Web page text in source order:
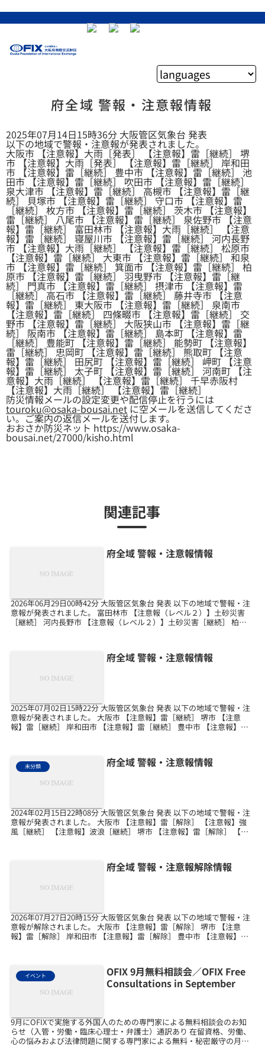
府全域 警報・注意報情報
2025年07月14日15時36分 大阪管区気象台 発表
以下の地域で警報・注意報が発表されました。
大阪市 【注意報】大雨［発表］ 【注意報】雷［継続］ 堺
市 【注意報】大雨［発表］ 【注意報】雷［継続］ 岸和田
市 【注意報】雷［継続］ 豊中市 【注意報】雷［継続］ 池
田市 【注意報】雷［継続］ 吹田市 【注意報】雷［継続］
泉大津市 【注意報】雷［継続］ 高槻市 【注意報】雷［継
続］ 貝塚市 【注意報】雷［継続］ 守口市 【注意報】雷
［継続］ 枚方市 【注意報】雷［継続］ 茨木市 【注意報】
雷［継続］ 八尾市 【注意報】雷［継続］ 泉佐野市 【注意
報】雷［継続］ 富田林市 【注意報】大雨［継続］ 【注意
報】雷［継続］ 寝屋川市 【注意報】雷［継続］ 河内長野
市 【注意報】大雨［継続］ 【注意報】雷［継続］ 松原市
【注意報】雷［継続］ 大東市 【注意報】雷［継続］ 和泉
市 【注意報】雷［継続］ 箕面市 【注意報】雷［継続］ 柏
原市 【注意報】雷［継続］ 羽曳野市 【注意報】雷［継
続］ 門真市 【注意報】雷［継続］ 摂津市 【注意報】雷
［継続］ 高石市 【注意報】雷［継続］ 藤井寺市 【注意
報】雷［継続］ 東大阪市 【注意報】雷［継続］ 泉南市
【注意報】雷［継続］ 四條畷市 【注意報】雷［継続］ 交
野市 【注意報】雷［継続］ 大阪狭山市 【注意報】雷［継
続］ 阪南市 【注意報】雷［継続］ 島本町 【注意報】雷
［継続］ 豊能町 【注意報】雷［継続］ 能勢町 【注意報】
雷［継続］ 忠岡町 【注意報】雷［継続］ 熊取町 【注意
報】雷［継続］ 田尻町 【注意報】雷［継続］ 岬町 【注意
報】雷［継続］ 太子町 【注意報】雷［継続］ 河南町 【注
意報】大雨［継続］ 【注意報】雷［継続］ 千早赤阪村
【注意報】大雨［継続］ 【注意報】雷［継続］
防災情報メールの設定変更や配信停止を行うには
touroku@osaka-bousai.netに空メールを送信してくださ
い。ご案内の返信メールを送付します。
おおさか防災ネット https://www.osaka-
bousai.net/27000/kisho.html
関連記事
府全域 警報・注意報情報
2026年06月29日00時42分 大阪管区気象台 発表 以下の地域で警報・注
意報が発表されました。 富田林市 【注意報（レベル２）】土砂災害
［継続］ 河内長野市 【注意報（レベル２）】土砂災害［継続］ 柏原
府全域 警報・注意報情報
2025年07月02日15時22分 大阪管区気象台 発表 以下の地域で警報・注
意報が発表されました。 大阪市 【注意報】雷［継続］ 堺市 【注意
報】雷［継続］ 岸和田市 【注意報】雷［継続］ 豊中市 【注意報】雷
未分類 府全域 警報・注意報情報
2024年02月15日22時08分 大阪管区気象台 発表 以下の地域で警報・注
意報が発表されました。 大阪市 【注意報】雷［解除］ 【注意報】強
風［継続］ 【注意報】波浪［継続］ 堺市 【注意報】雷［解除］ 【注
府全域 警報・注意報解除情報
2026年07月27日20時15分 大阪管区気象台 発表 以下の地域で警報・注
意報が解除されました。 大阪市 【注意報】雷［解除］ 堺市 【注意
報】雷［解除］ 岸和田市 【注意報】雷［解除］ 豊中市 【注意報】雷
イベント
OFIX 9月無料相談会／OFIX Free
Consultations in September
9月にOFIXで実施する外国人のための専門家による無料相談会のお知
らせ（入管・労働・臨床心理士・弁護士）通訳あり 在留資格、労働、
心の悩みおよび法律問題に関する専門家による無料・秘密厳守の月例